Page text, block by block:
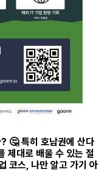
🤔 특히 호남권에 산다
제대로 배울 수 있는 절
코스, 나만 알고 가기 아